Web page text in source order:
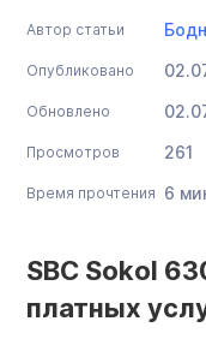
Автор статьи
Опубликовано
Обновлено
Просмотров 261
Время прочтения 6
SBC Sokol
платных